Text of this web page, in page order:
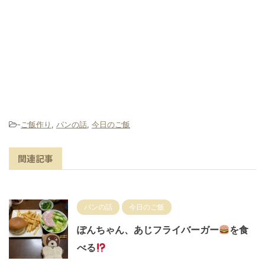
-ご飯作り , パンの話, 今日のご飯
関連記事
パンの話 今日のご飯
ぽんちゃん、あじフライバーガー
を食
べる